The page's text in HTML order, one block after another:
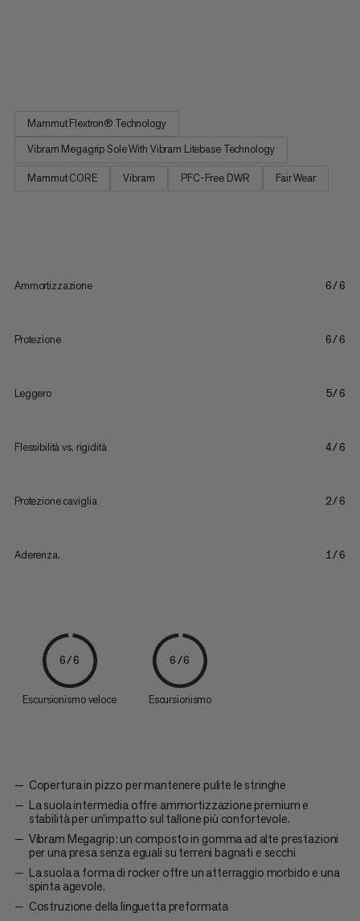
Mammut Flextron® Technology
Vibram Megagrip Sole With Vibram Litebase Technology
Mammut CORE Vibram PFC-Free DWR Fair Wear
Ammortizzazione 6/6
Protezione 6/6
Leggero 5/6
Flessibilità vs. rigidità 4/6
Protezione caviglia 2/6
Aderenza. 1/6
6/6
Escursionismo veloce
6/6
Escursionismo
Copertura in pizzo per mantenere pulite le stringhe
La suola intermedia offre ammortizzazione premium e
stabilità per un'impatto sul tallone più confortevole.
Vibram Megagrip: un composto in gomma ad alte prestazioni
per una presa senza eguali su terreni bagnati e secchi
La suola a forma di rocker offre un atterraggio morbido e una
spinta agevole.
Costruzione della linguetta preformata